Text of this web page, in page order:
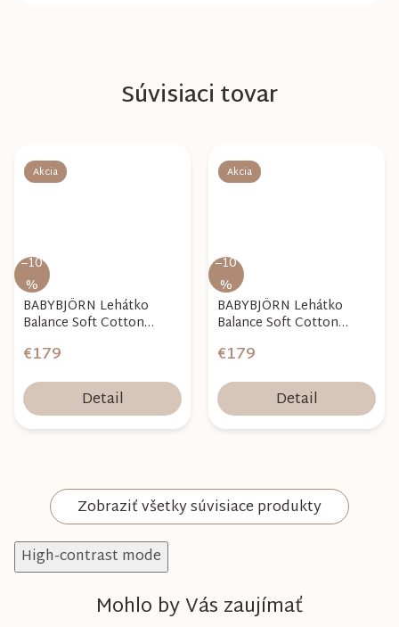
Súvisiaci tovar
Akcia
–10
%
BABYBJÖRN Lehátko
Balance Soft Cotton
€179
Detail
Akcia
–10
%
BABYBJÖRN Lehátko
Balance Soft Cotton
€179
Detail
Zobraziť všetky súvisiace produkty
High-contrast mode
Mohlo by Vás zaujímať